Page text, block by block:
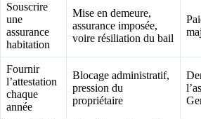
Souscrire
une
assurance
habitation
Mise en demeure,
assurance imposée,
voire résiliation du bail
Fournir
l’attestation
chaque
année
Blocage administratif,
pression du
propriétaire